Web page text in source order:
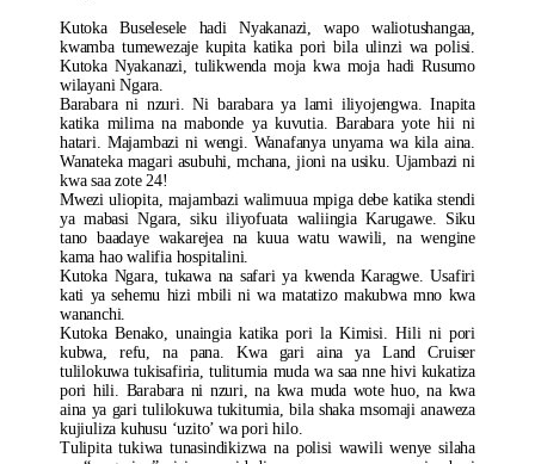
Kutoka Buselesele hadi Nyakanazi, wapo waliotushangaa,
kwamba tumewezaje kupita katika pori bila ulinzi wa polisi.
Kutoka Nyakanazi, tulikwenda moja kwa moja hadi Rusumo
wilayani Ngara.
Barabara ni nzuri. Ni barabara ya lami iliyojengwa. Inapita
katika milima na mabonde ya kuvutia. Barabara yote hii ni
hatari. Majambazi ni wengi. Wanafanya unyama wa kila aina.
Wanateka magari asubuhi, mchana, jioni na usiku. Ujambazi ni
kwa saa zote 24!
Mwezi uliopita, majambazi walimuua mpiga debe katika stendi
ya mabasi Ngara, siku iliyofuata waliingia Karugawe. Siku
tano baadaye wakarejea na kuua watu wawili, na wengine
kama hao walifia hospitalini.
Kutoka Ngara, tukawa na safari ya kwenda Karagwe. Usafiri
kati ya sehemu hizi mbili ni wa matatizo makubwa mno kwa
wananchi.
Kutoka Benako, unaingia katika pori la Kimisi. Hili ni pori
kubwa, refu, na pana. Kwa gari aina ya Land Cruiser
tulilokuwa tukisafiria, tulitumia muda wa saa nne hivi kukatiza
pori hili. Barabara ni nzuri, na kwa muda wote huo, na kwa
aina ya gari tulilokuwa tukitumia, bila shaka msomaji anaweza
kujiuliza kuhusu ‘uzito’ wa pori hilo.
Tulipita tukiwa tunasindikizwa na polisi wawili wenye silaha